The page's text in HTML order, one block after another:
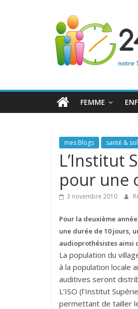
24h
Santé
toute
FEMME
mes Blogs santé &
L’Institut
pour une
3 novembre 2010
Pour la deuxième
une durée de 10 jours,
audioprothésistes ainsi
La population du
à la population locale
auditives seront
L’ISO (l’Institut
permettant de tailler